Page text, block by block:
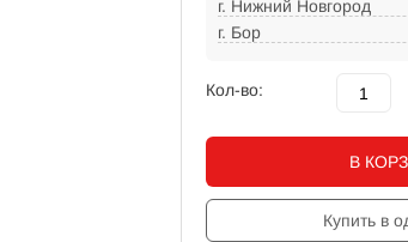
г. Нижний Новгород
г. Бор
Кол-во:
В
Купить в